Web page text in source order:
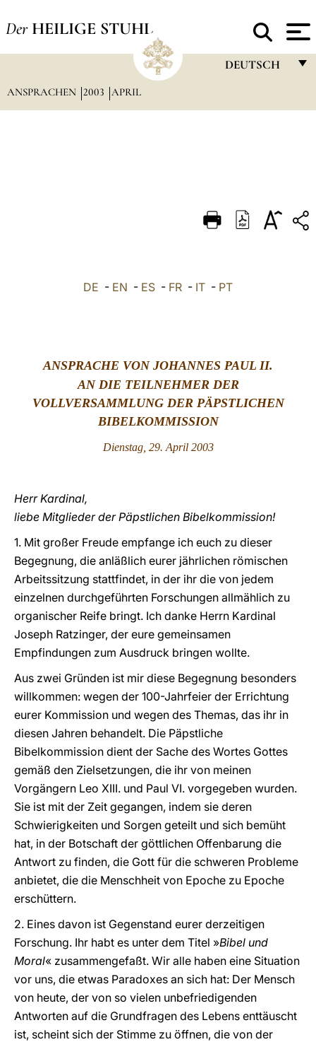
Der HEILIGE STUHL
DEUTSCH
DEUTSCH
العربيّة
ANSPRACHEN 2003 APRIL
DE - EN - ES - FR - IT - PT
ANSPRACHE VON JOHANNES PAUL II.
AN DIE TEILNEHMER DER
VOLLVERSAMMLUNG DER PÄPSTLICHEN
BIBELKOMMISSION
Dienstag, 29. April 2003
Herr Kardinal,
liebe Mitglieder der Päpstlichen Bibelkommission!
1. Mit großer Freude empfange ich euch zu dieser
Begegnung, die anläßlich eurer jährlichen römischen
Arbeitssitzung stattfindet, in der ihr die von jedem
einzelnen durchgeführten Forschungen allmählich zu
organischer Reife bringt. Ich danke Herrn Kardinal
Joseph Ratzinger, der eure gemeinsamen
Empfindungen zum Ausdruck bringen wollte.
Aus zwei Gründen ist mir diese Begegnung besonders
willkommen: wegen der 100-Jahrfeier der Errichtung
eurer Kommission und wegen des Themas, das ihr in
diesen Jahren behandelt. Die Päpstliche
Bibelkommission dient der Sache des Wortes Gottes
gemäß den Zielsetzungen, die ihr von meinen
Vorgängern Leo XIII. und Paul VI. vorgegeben wurden.
Sie ist mit der Zeit gegangen, indem sie deren
Schwierigkeiten und Sorgen geteilt und sich bemüht
hat, in der Botschaft der göttlichen Offenbarung die
Antwort zu finden, die Gott für die schweren Probleme
anbietet, die die Menschheit von Epoche zu Epoche
erschüttern.
2. Eines davon ist Gegenstand eurer derzeitigen
Forschung. Ihr habt es unter dem Titel »Bibel und
Moral« zusammengefaßt. Wir alle haben eine Situation
vor uns, die etwas Paradoxes an sich hat: Der Mensch
von heute, der von so vielen unbefriedigenden
Antworten auf die Grundfragen des Lebens enttäuscht
ist, scheint sich der Stimme zu öffnen, die von der